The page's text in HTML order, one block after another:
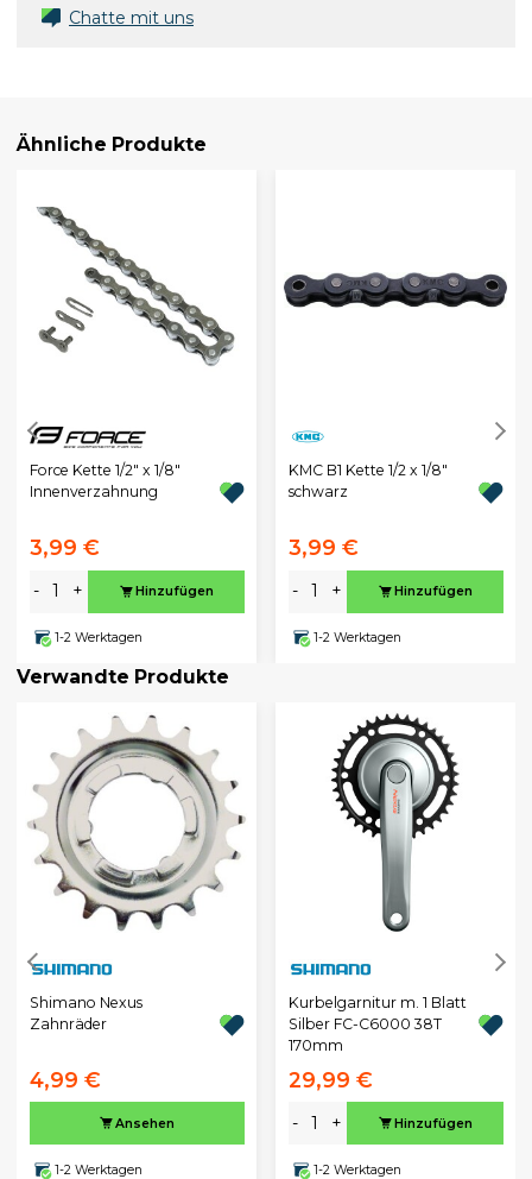
Chatte mit uns
Ähnliche Produkte
Force Kette 1/2" x 1/8"
Innenverzahnung
3,99 €
- + Hinzufügen
1-2 Werktagen
KMC B1 Kette 1/2 x 1/8"
schwarz
3,99 €
- + Hinzufügen
1-2 Werktagen
Verwandte Produkte
Shimano Nexus
Zahnräder
4,99 €
Ansehen
1-2 Werktagen
Kurbelgarnitur m. 1 Blatt
Silber FC-C6000 38T
170mm
29,99 €
- + Hinzufügen
1-2 Werktagen